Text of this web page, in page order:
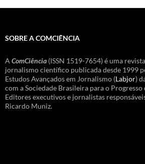
SOBRE A COMCIÊNCIA
A ComCiência (ISSN 1519-7654) é uma
jornalismo científico publicada desde 1999
Estudos Avançados em Jornalismo (Labjor)
com a Sociedade Brasileira para o Progresso
Editores executivos e jornalistas
Ricardo Muniz.